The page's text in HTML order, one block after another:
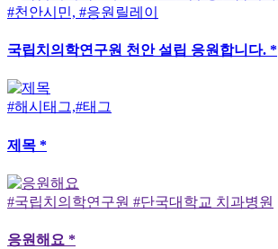
#천안시민, #응원릴레이
국립치의학연구원 천안 설립 응원합니다. *
#해시태그,#태그
제목 *
#국립치의학연구원 #단국대학교 치과병원
응원해요 *